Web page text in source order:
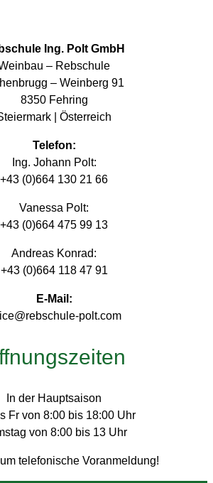
Ing. Polt GmbH
– Rebschule
– Weinberg 91
8350 Fehring
| Österreich
Telefon:
Ing. Johann Polt:
+43 (0)664 130 21 66
Vanessa Polt:
+43 (0)664 475 99 13
Andreas Konrad:
+43 (0)664 118 47 91
E-Mail:
polt.com
In der Hauptsaison
Fr von 8:00 bis 18:00 Uhr
von 8:00 bis 13 Uhr
telefonische Voranmeldung!